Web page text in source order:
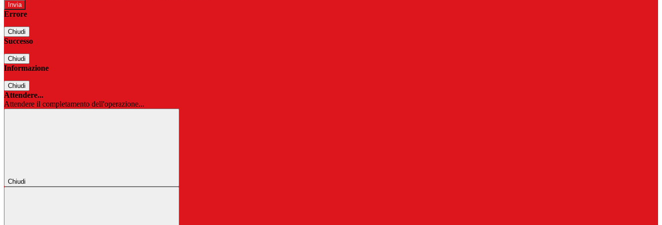
Errore
Chiudi
Successo
Chiudi
Informazione
Chiudi
Attendere...
Attendere il completamento dell'operazione...
Chiudi